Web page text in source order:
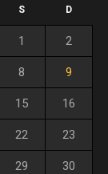
S D
1 2
8 9
15 16
22 23
29 30